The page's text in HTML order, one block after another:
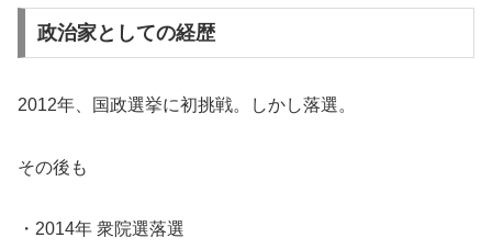
政治家としての経歴
2012年、国政選挙に初挑戦。しかし落選。
その後も
・2014年 衆院選落選